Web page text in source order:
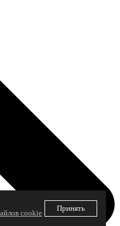
cookie
Принять